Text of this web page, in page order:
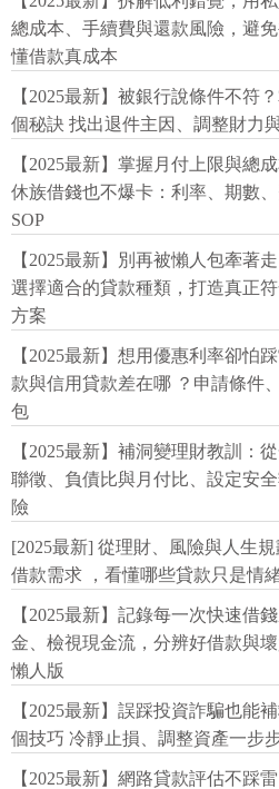
總成本、手續費與還款風險，避
懂借款真成本
【2025最新】被銀行說條件不符
個秘訣 找出退件主因、調整財力
【2025最新】掌握月付上限與總
休族借錢也不爆卡：利率、期數
SOP
【2025最新】別再被懶人包牽著
選擇適合的貸款種類，打造真正
方案
【2025最新】想用優惠利率卻怕
款與信用貸款差在哪 ？申請條件
包
【2025最新】補洞變理財教訓：
聯徵、負債比與月付比、設定安
險
[2025最新] 從理財、風險與人生
借款需求 ，看懂哪些貸款只是情
【2025最新】記錄每一次快速借
金、檢視現金流，分辨好借款與
懶人版
【2025最新】誤踩投資詐騙也能
個技巧 冷靜止損、調整資產一步
【2025最新】網路貸款評估不踩